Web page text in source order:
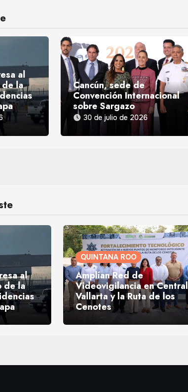
al
la
Cancún, sede de
Convención Internacional
sobre Sargazo
30 de julio de 2026
al
de la
QUINTANA ROO
Amplían Red de
Videovigilancia en Central
Vallarta y la Ruta de los
Cenotes